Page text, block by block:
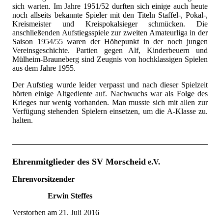
sich warten. Im Jahre 1951/52 durften sich einige auch heute
noch allseits bekannte Spieler mit den Titeln Staffel-, Pokal-,
Kreismeister und Kreispokalsieger schmücken. Die
anschließenden Aufstiegsspiele zur zweiten Amateurliga in der
Saison 1954/55 waren der Höhepunkt in der noch jungen
Vereinsgeschichte. Partien gegen Alf, Kinderbeuern und
Mülheim-Brauneberg sind Zeugnis von hochklassigen Spielen
aus dem Jahre 1955.
Der Aufstieg wurde leider verpasst und nach dieser Spielzeit
hörten einige Altgediente auf. Nachwuchs war als Folge des
Krieges nur wenig vorhanden. Man musste sich mit allen zur
Verfügung stehenden Spielern einsetzen, um die A-Klasse zu.
halten.
Ehrenmitglieder des SV Morscheid e.V.
Ehrenvorsitzender
Erwin Steffes
Verstorben am 21. Juli 2016